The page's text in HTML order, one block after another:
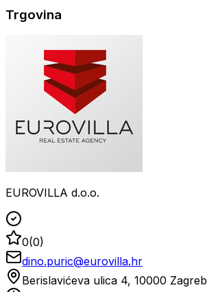
Trgovina
EUROVILLA d.o.o.
0(0)
dino.puric@eurovilla.hr
Berislavićeva ulica 4, 10000 Zagreb